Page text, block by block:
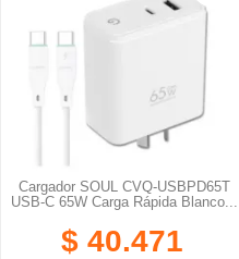
Cargador SOUL CVQ-USBPD65T
USB-C 65W Carga Rápida Blanco...
$ 40.471